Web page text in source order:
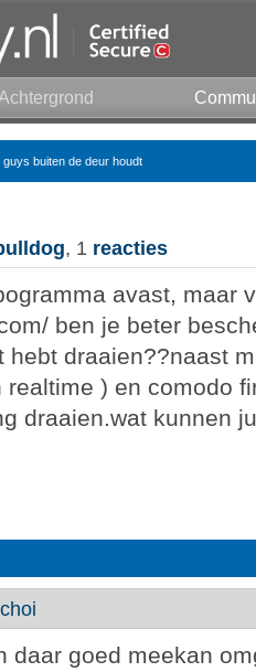
guys buiten de deur houdt
, 1 reacties
avast, maar
ben je beter
hebt draaien??naast
) en comodo
draaien.wat kunnen
choi
daar goed meekan